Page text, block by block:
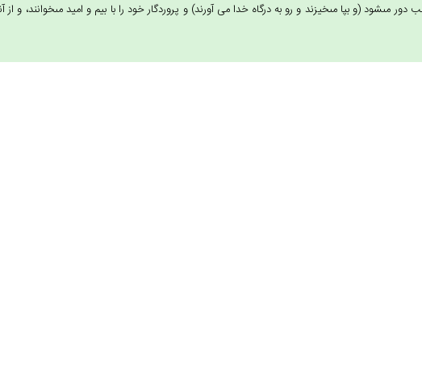
مى‏شود (و بپا مى‏خيزند و رو به درگاه خدا مى آورند) و پروردگار خود را با بيم و اميد مى‏خوانند، و از